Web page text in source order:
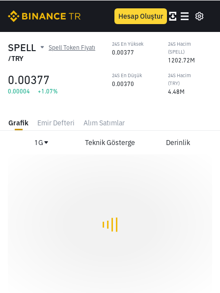
Hesap Oluştur
SPELL Spell Token Fiyatı
/TRY
0.00377
0.00004 +1.07%
24S En Yüksek
0.00377
24S En Düşük
0.00370
24S Hacim
(SPELL)
1202.72M
24S Hacim
(TRY)
4.48M
Grafik Emir Defteri Alım Satımlar
1G Teknik Gösterge Derinlik